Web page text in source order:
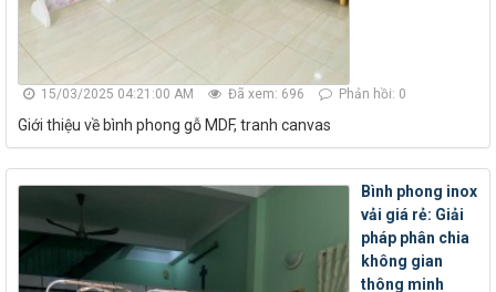
15/03/2025 04:21:00 AM Đã xem: 696 Phản hồi: 0
Giới thiệu về bình phong gỗ MDF, tranh canvas
Bình phong inox
vải giá rẻ: Giải
pháp phân chia
không gian
thông minh